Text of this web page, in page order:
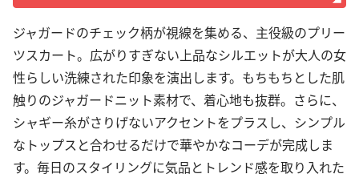
ジャガードのチェック柄が視線を集める、主役級のプリー
ツスカート。広がりすぎない上品なシルエットが大人の女
性らしい洗練された印象を演出します。もちもちとした肌
触りのジャガードニット素材で、着心地も抜群。さらに、
シャギー糸がさりげないアクセントをプラスし、シンプル
なトップスと合わせるだけで華やかなコーデが完成しま
す。毎日のスタイリングに気品とトレンド感を取り入れた